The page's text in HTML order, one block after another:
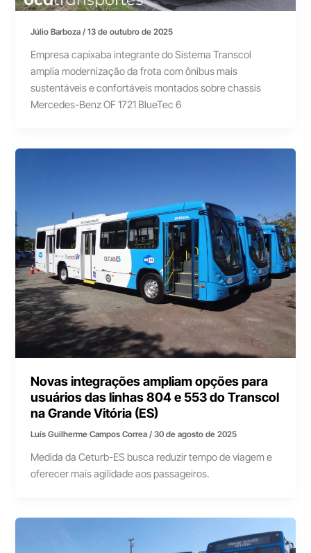
Júlio Barboza/13 de outubro de 2025
Empresa capixaba integrante do Sistema Transcol
amplia modernização da frota com ônibus mais
sustentáveis e confortáveis montados sobre chassis
Mercedes-Benz OF 1721 BlueTec 6
Novas integrações ampliam opções para
usuários das linhas 804 e 553 do Transcol
na Grande Vitória (ES)
Luís Guilherme Campos Correa/30 de agosto de 2025
Medida da Ceturb-ES busca reduzir tempo de viagem e
oferecer mais agilidade aos passageiros.